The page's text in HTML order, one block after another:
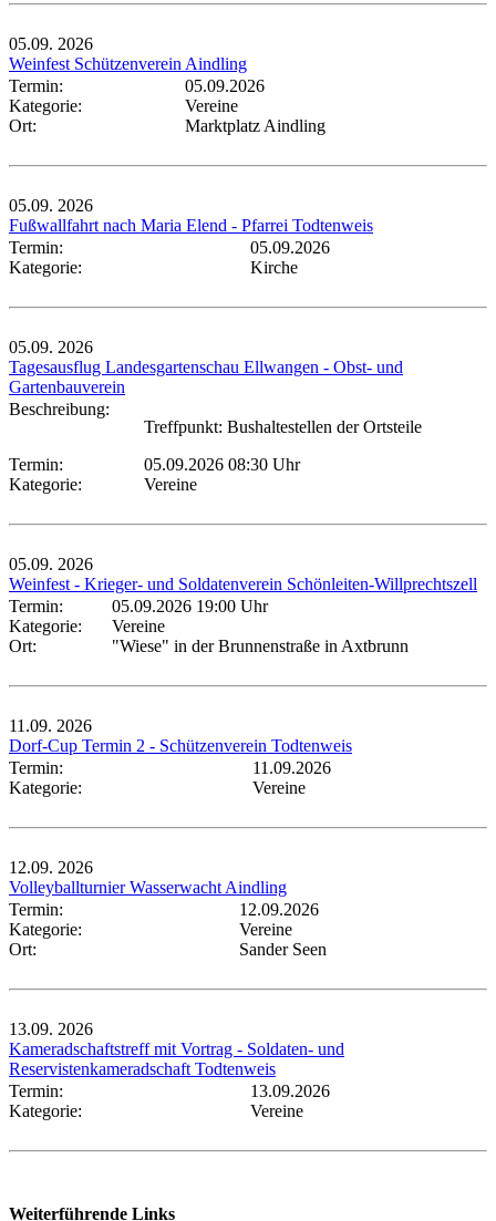
05.09. 2026
Weinfest Schützenverein Aindling
Termin:
05.09.2026
Kategorie:
Vereine
Ort:
Marktplatz Aindling
05.09. 2026
Fußwallfahrt nach Maria Elend - Pfarrei Todtenweis
Termin:
05.09.2026
Kategorie:
Kirche
05.09. 2026
Tagesausflug Landesgartenschau Ellwangen - Obst- und
Gartenbauverein
Beschreibung:
Treffpunkt: Bushaltestellen der Ortsteile
Termin:
05.09.2026 08:30 Uhr
Kategorie:
Vereine
05.09. 2026
Weinfest - Krieger- und Soldatenverein Schönleiten-Willprechtszell
Termin:
05.09.2026 19:00 Uhr
Kategorie:
Vereine
Ort:
"Wiese" in der Brunnenstraße in Axtbrunn
11.09. 2026
Dorf-Cup Termin 2 - Schützenverein Todtenweis
Termin:
11.09.2026
Kategorie:
Vereine
12.09. 2026
Volleyballturnier Wasserwacht Aindling
Termin:
12.09.2026
Kategorie:
Vereine
Ort:
Sander Seen
13.09. 2026
Kameradschaftstreff mit Vortrag - Soldaten- und
Reservistenkameradschaft Todtenweis
Termin:
13.09.2026
Kategorie:
Vereine
Weiterführende Links